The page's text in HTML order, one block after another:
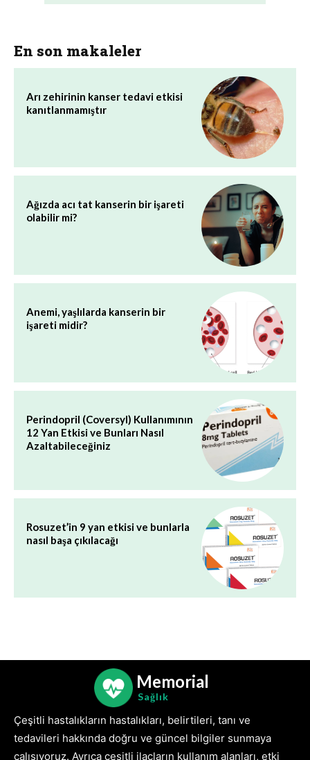
En son makaleler
Arı zehirinin kanser tedavi etkisi
kanıtlanmamıştır
Ağızda acı tat kanserin bir işareti
olabilir mi?
Anemi, yaşlılarda kanserin bir
işareti midir?
Perindopril (Coversyl) Kullanımının
12 Yan Etkisi ve Bunları Nasıl
Azaltabileceğiniz
Rosuzet’in 9 yan etkisi ve bunlarla
nasıl başa çıkılacağı
Memorial
Sağlık
Çeşitli hastalıkların hastalıkları, belirtileri, tanı ve
tedavileri hakkında doğru ve güncel bilgiler sunmaya
çalışıyoruz. Ayrıca çeşitli ilaçların kullanım alanları, etki